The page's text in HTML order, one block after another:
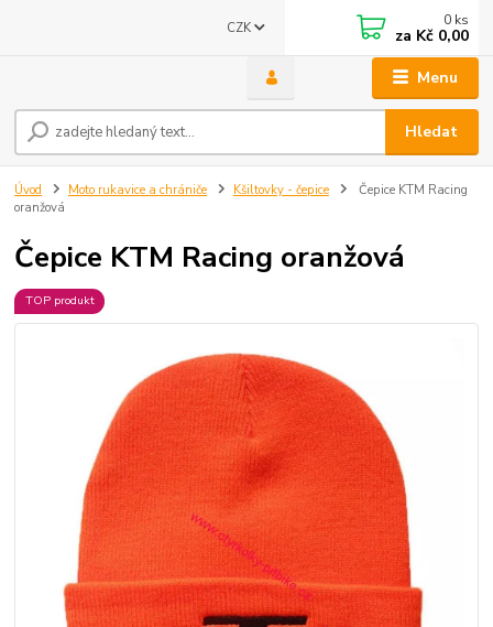
Menu
CZK
Hledat
0 ks
za Kč 0,00
Úvod Moto rukavice a chrániče Kšiltovky - čepice
Čepice KTM Racing
oranžová
Čepice KTM Racing oranžová
TOP produkt